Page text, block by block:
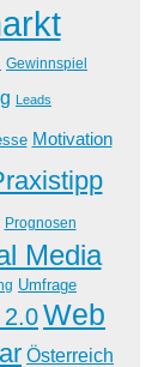
Gewinnspiel
Leads
Motivation
Prognosen
Media
Umfrage
Web
Österreich